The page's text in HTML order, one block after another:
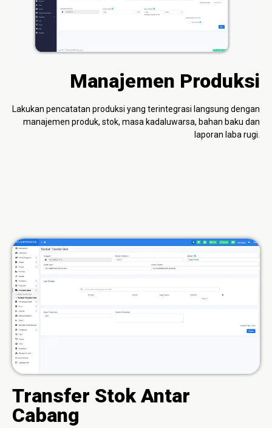
Manajemen Produksi
Lakukan pencatatan produksi yang terintegrasi langsung dengan
manajemen produk, stok, masa kadaluwarsa, bahan baku dan
laporan laba rugi.
Transfer Stok Antar
Cabang